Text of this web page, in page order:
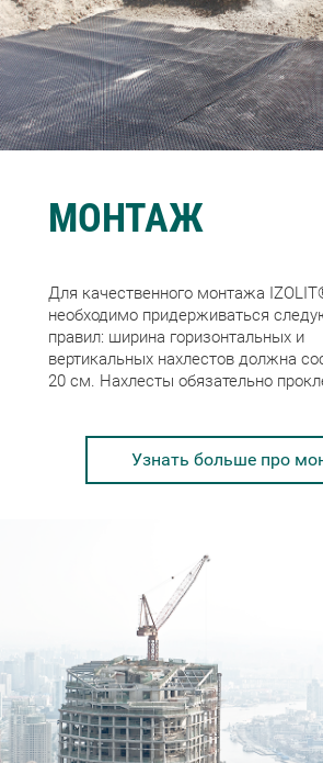
МОНТАЖ
Для качественного монтажа
необходимо придерживаться
правил: ширина горизонтальных и
вертикальных нахлестов должна
20 см. Нахлесты обязательно
Узнать больше про